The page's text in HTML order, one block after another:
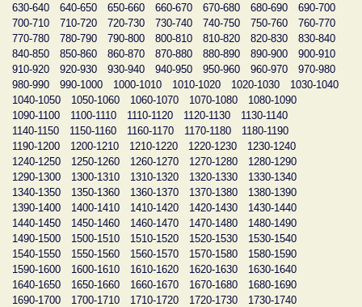
630-640
640-650 650-660 660-670 670-680 680-690
690-700
700-710
710-720 720-730 730-740 740-750 750-760
760-770
770-780
780-790 790-800 800-810 810-820 820-830
830-840
840-850
850-860 860-870 870-880 880-890 890-900
900-910
910-920
920-930 930-940 940-950 950-960 960-970
970-980
980-990
990-1000 1000-1010 1010-1020 1020-1030
1030-1040
1040-1050
1050-1060 1060-1070 1070-1080
1080-1090
1090-1100
1100-1110 1110-1120 1120-1130
1130-1140
1140-1150
1150-1160 1160-1170 1170-1180
1180-1190
1190-1200
1200-1210 1210-1220 1220-1230
1230-1240
1240-1250
1250-1260 1260-1270 1270-1280
1280-1290
1290-1300
1300-1310 1310-1320 1320-1330
1330-1340
1340-1350
1350-1360 1360-1370 1370-1380
1380-1390
1390-1400
1400-1410 1410-1420 1420-1430
1430-1440
1440-1450
1450-1460 1460-1470 1470-1480
1480-1490
1490-1500
1500-1510 1510-1520 1520-1530
1530-1540
1540-1550
1550-1560 1560-1570 1570-1580
1580-1590
1590-1600
1600-1610 1610-1620 1620-1630
1630-1640
1640-1650
1650-1660 1660-1670 1670-1680
1680-1690
1690-1700
1700-1710 1710-1720 1720-1730
1730-1740